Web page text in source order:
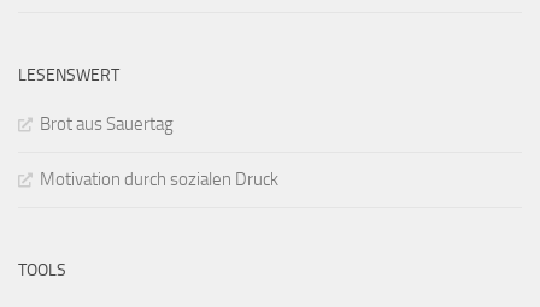
LESENSWERT
Brot aus Sauertag
Motivation durch sozialen Druck
TOOLS